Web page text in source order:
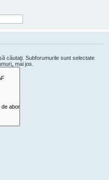
căutaţi. Subforumurile sunt selectate
mai jos.